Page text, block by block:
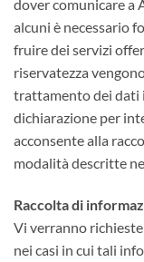
dover comunicare a
alcuni è necessario
fruire dei servizi
riservatezza
trattamento dei dati
dichiarazione per
acconsente alla
modalità descritte
Raccolta di
Vi verranno
nei casi in cui tali